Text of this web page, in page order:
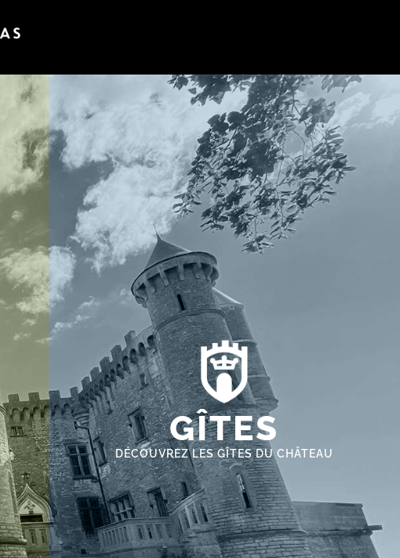
GÎTES
DÉCOUVREZ LES GÎTES DU CHÂTEAU